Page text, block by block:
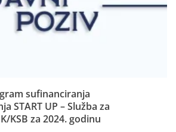
sufinanciranja
START UP – Služba za
KSB za 2024. godinu